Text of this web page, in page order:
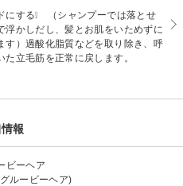
にする❕ （シャンプーでは落とせ
浮かしだし、髪とお肌をいためずに
す）過酸化脂質などを取り除き、呼
立毛筋を正常に戻します。
報
ビーヘア
ルービーヘア)